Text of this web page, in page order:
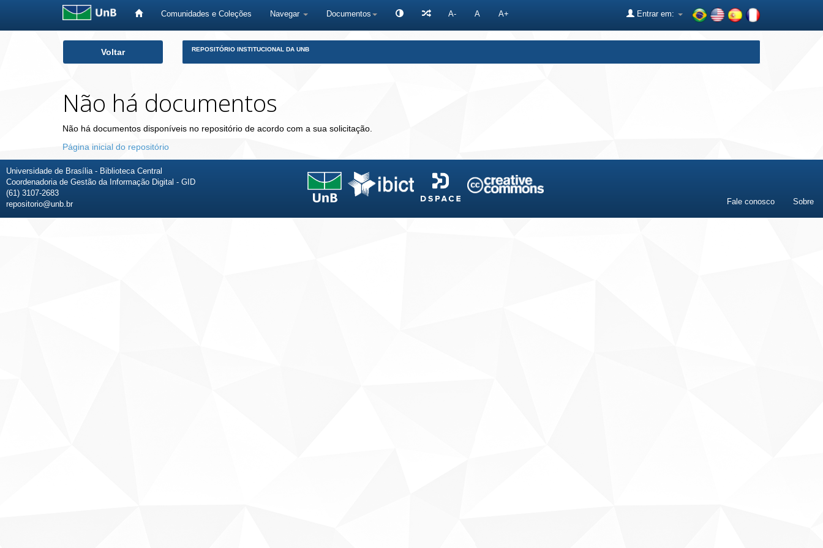
Comunidades e Coleções Navegar Documentos A- A A+ Entrar em:
Voltar REPOSITÓRIO INSTITUCIONAL DA UNB
Não há documentos
Não há documentos disponíveis no repositório de acordo com a sua solicitação.
Página inicial do repositório
Universidade de Brasília - Biblioteca Central
Coordenadoria de Gestão da Informação Digital - GID
(61) 3107-2683
repositorio@unb.br
Fale conosco Sobre